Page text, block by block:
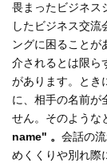
畏まったビジネス
したビジネス交流
ングに困ることが
介されるとは限ら
があります。とき
に、相手の名前が
せん。そのような
name" 。 会話の
めくくりや別れ際